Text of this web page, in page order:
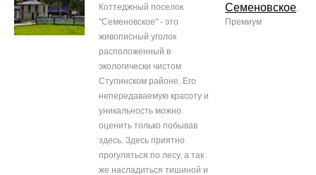
Коттеджный поселок
"Семеновское" - это
живописный уголок
расположенный в
экологически чистом
Ступинском районе. Его
непередаваемую красоту и
уникальность можно
оценить только побывав
здесь. Здесь приятно
прогуляться по лесу, а так
же насладиться тишиной и
Семеновское,
Премиум